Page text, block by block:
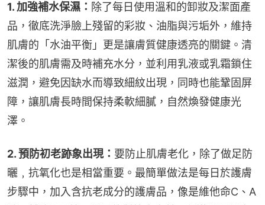
1. 加強補水保濕： 除了每日使用溫和的卸妝及潔面產
品，徹底洗淨臉上殘留的彩妝、油脂與污垢外，維持
肌膚的「水油平衡」更是讓膚質健康透亮的關鍵。清
潔後的肌膚需及時補充水分，並利用乳液或乳霜鎖住
滋潤，避免因缺水而導致細紋出現，同時也能鞏固屏
障，讓肌膚長時間保持柔軟細膩，自然煥發健康光
澤。
2. 預防初老跡象出現： 要防止肌膚老化，除了做足防
曬﹐抗氧化也是相當重要。最簡單做法是每日於護膚
步驟中，加入含抗老成分的護膚品，像是維他命C、A